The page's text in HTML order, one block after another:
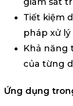
Tiết kiệm
pháp xử
Khả năng
của từng
Ứng dụng